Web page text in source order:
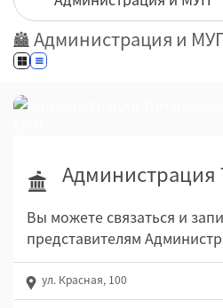
Администрация и
Администрация
Вы можете связаться и
представителям
ул. Красная, 100